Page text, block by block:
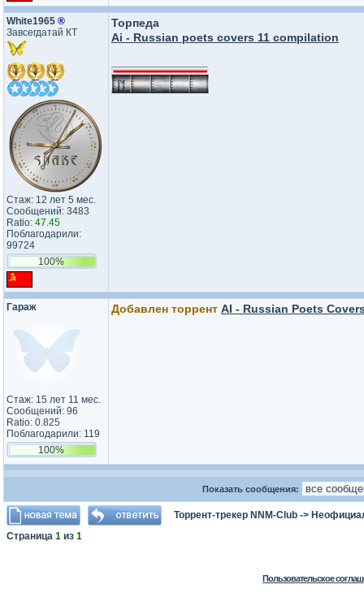
White1965 ®
Завсегдатай КТ
Стаж: 12 лет 5 мес.
Сообщений: 3483
Ratio: 47.45
Поблагодарили:
99724
100%
Торпеда
Ai - Russian poets covers 11 compilation
Гараж
Стаж: 15 лет 11 мес.
Сообщений: 96
Ratio: 0.825
Поблагодарили: 119
100%
Добавлен торрент AI - Russian Poets
Показать сообщения:
Торрент-трекер NNM-Club ->
Страница 1 из 1
Пользовательское